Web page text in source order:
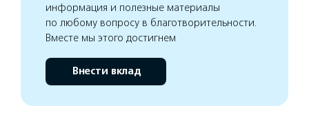
информация и полезные материалы
по любому вопросу в благотворительности.
Вместе мы этого достигнем
Внести вклад